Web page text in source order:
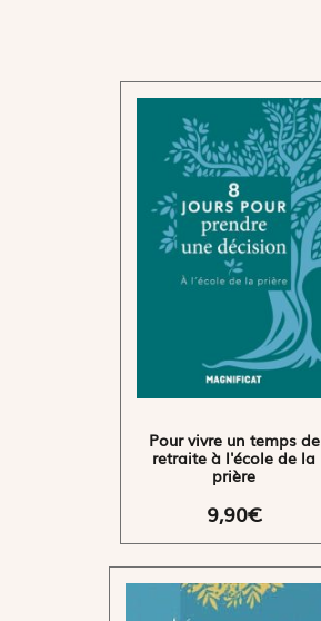
Pour vivre un temps de
retraite à l'école de la
prière
9,90€